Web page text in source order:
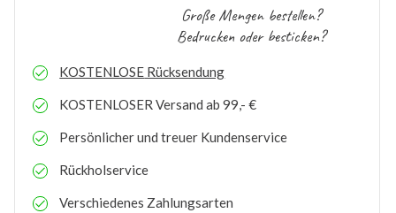
Große Mengen bestellen?
Bedrucken oder besticken?
KOSTENLOSE Rücksendung
KOSTENLOSER Versand ab 99,- €
Persönlicher und treuer Kundenservice
Rückholservice
Verschiedenes Zahlungsarten